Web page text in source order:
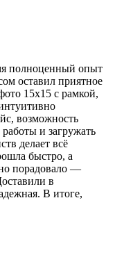
полноценный опыт
оставил приятное
15х15 с рамкой,
возможность
и загружать
делает всё
быстро, а
порадовало —
в
В итоге,